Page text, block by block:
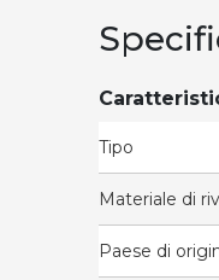
Tipo
Materiale di
Paese di